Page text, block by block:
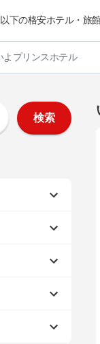
下の格安ホテル・旅
よプリンスホテル
検索